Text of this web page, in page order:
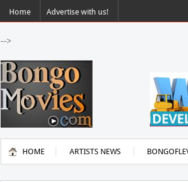
Home Advertise with us!
-->
HOME ARTISTS NEWS